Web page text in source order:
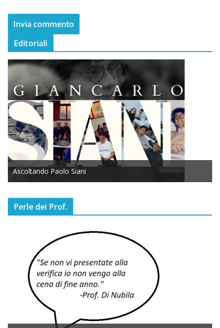
Editoriali
Ascoltando Paolo Siani
Perle dei Prof.